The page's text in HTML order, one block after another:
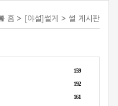
홈 > [야설]썰게 > 썰 게시판
159
192
161